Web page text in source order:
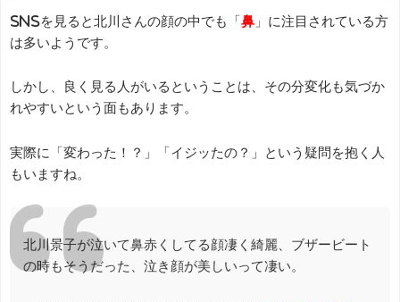
SNSを見ると北川さんの顔の中でも「鼻 」に注目されている方
は多いようです。
しかし、良く見る人がいるということは、その分変化も気づか
れやすいという面もあります。
実際に「変わった！？」「イジッたの？」という疑問を抱く人
もいますね。
北川景子が泣いて鼻赤くしてる顔凄く綺麗、ブザービート
の時もそうだった、泣き顔が美しいって凄い。